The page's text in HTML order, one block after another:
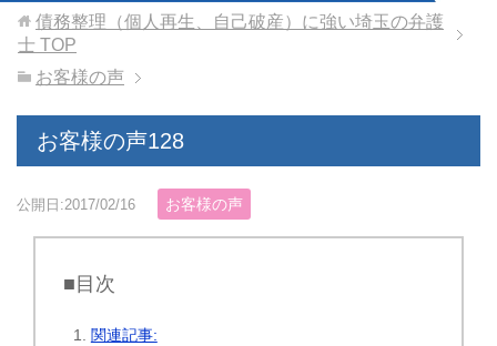
債務整理（個人再生、自己破産）に強い埼玉の弁護
士 TOP
お客様の声
お客様の声128
公開日:2017/02/16 お客様の声
■目次
関連記事: